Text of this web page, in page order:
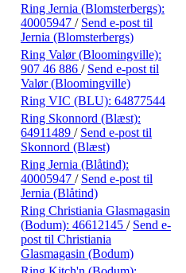
Ring Jernia (Blomsterbergs):
40005947 / Send e-post til
Jernia (Blomsterbergs)
Ring Valør (Bloomingville):
907 46 886 / Send e-post til
Valør (Bloomingville)
Ring VIC (BLU): 64877544
Ring Skonnord (Blæst):
64911489 / Send e-post til
Skonnord (Blæst)
Ring Jernia (Blåtind):
40005947 / Send e-post til
Jernia (Blåtind)
Ring Christiania Glasmagasin
(Bodum): 46612145 / Send e-
post til Christiania
Glasmagasin (Bodum)